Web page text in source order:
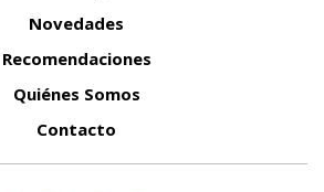
Novedades
Recomendaciones
Quiénes Somos
Contacto